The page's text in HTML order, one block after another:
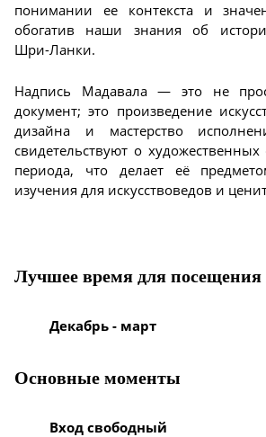
понимании ее контекста и
обогатив наши знания об
Шри-Ланки.
Надпись Мадавала — это не
документ; это произведение
дизайна и мастерство
свидетельствуют о художественных
периода, что делает её
изучения для искусствоведов и
Лучшее время для посещения
Декабрь - март
Основные моменты
Вход свободный